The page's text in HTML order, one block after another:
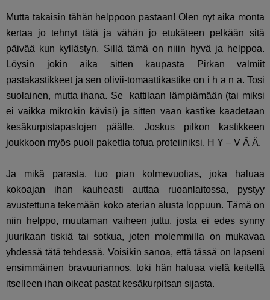
Mutta takaisin tähän helppoon pastaan! Olen nyt aika monta
kertaa jo tehnyt tätä ja vähän jo etukäteen pelkään sitä
päivää kun kyllästyn. Sillä tämä on niiin hyvä ja helppoa.
Löysin jokin aika sitten kaupasta Pirkan valmiit
pastakastikkeet ja sen olivii-tomaattikastike on i h a n a. Tosi
suolainen, mutta ihana. Se kattilaan lämpiämään (tai miksi
ei vaikka mikrokin kävisi) ja sitten vaan kastike kaadetaan
kesäkurpistapastojen päälle. Joskus pilkon kastikkeen
joukkoon myös puoli pakettia tofua proteiiniksi. H Y – V Ä Ä.
Ja mikä parasta, tuo pian kolmevuotias, joka haluaa
kokoajan ihan kauheasti auttaa ruoanlaitossa, pystyy
avustettuna tekemään koko aterian alusta loppuun. Tämä on
niin helppo, muutaman vaiheen juttu, josta ei edes synny
juurikaan tiskiä tai sotkua, joten molemmilla on mukavaa
yhdessä tätä tehdessä. Voisikin sanoa, että tässä on lapseni
ensimmäinen bravuuriannos, toki hän haluaa vielä keitellä
itselleen ihan oikeat pastat kesäkurpitsan sijasta.